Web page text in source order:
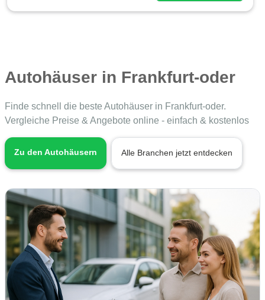
Autohäuser in Frankfurt-oder
Finde schnell die beste Autohäuser in Frankfurt-oder.
Vergleiche Preise & Angebote online - einfach & kostenlos
Zu den Autohäusern Alle Branchen jetzt entdecken